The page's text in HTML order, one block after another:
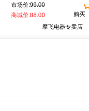
市场价:99.00
购买
商城价:88.00
摩飞电器专卖店